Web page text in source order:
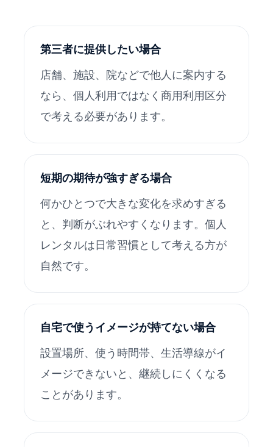
第三者に提供したい場合
店舗、施設、院などで他人に案内する
なら、個人利用ではなく商用利用区分
で考える必要があります。
短期の期待が強すぎる場合
何かひとつで大きな変化を求めすぎる
と、判断がぶれやすくなります。個人
レンタルは日常習慣として考える方が
自然です。
自宅で使うイメージが持てない場合
設置場所、使う時間帯、生活導線がイ
メージできないと、継続しにくくなる
ことがあります。